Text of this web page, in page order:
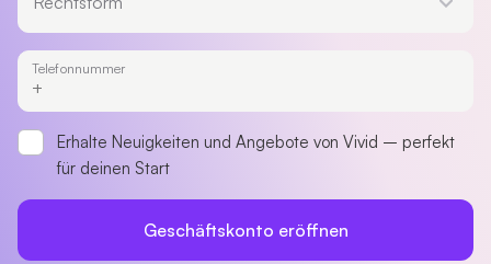
Telefonnummer
Erhalte Neuigkeiten und Angebote von Vivid – perfekt
für deinen Start
Geschäftskonto eröffnen